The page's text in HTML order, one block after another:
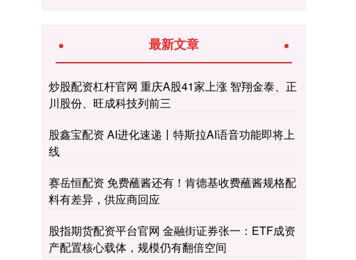
最新文章
炒股配资杠杆官网 重庆A股41家上涨 智翔金泰、正
川股份、旺成科技列前三
股鑫宝配资 AI进化速递丨特斯拉AI语音功能即将上
线
赛岳恒配资 免费蘸酱还有！肯德基收费蘸酱规格配
料有差异，供应商回应
股指期货配资平台官网 金融街证券张一：ETF成资
产配置核心载体，规模仍有翻倍空间